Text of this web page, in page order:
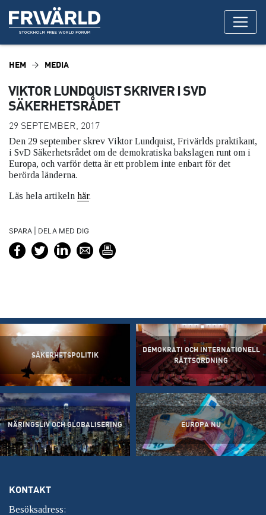
HEM MEDIA
VIKTOR LUNDQUIST SKRIVER I SVD
SÄKERHETSRÅDET
29 SEPTEMBER, 2017
Den 29 september skrev Viktor Lundquist, Frivärlds praktikant,
i SvD Säkerhetsrådet om de demokratiska bakslagen runt om i
Europa, och varför detta är ett problem inte enbart för det
berörda länderna.
Läs hela artikeln här.
SPARA | DELA MED DIG
SÄKERHETSPOLITIK
DEMOKRATI OCH INTERNATIONELL
RÄTTSORDNING
NÄRINGSLIV OCH GLOBALISERING EUROPA NU
KONTAKT
Besöksadress: